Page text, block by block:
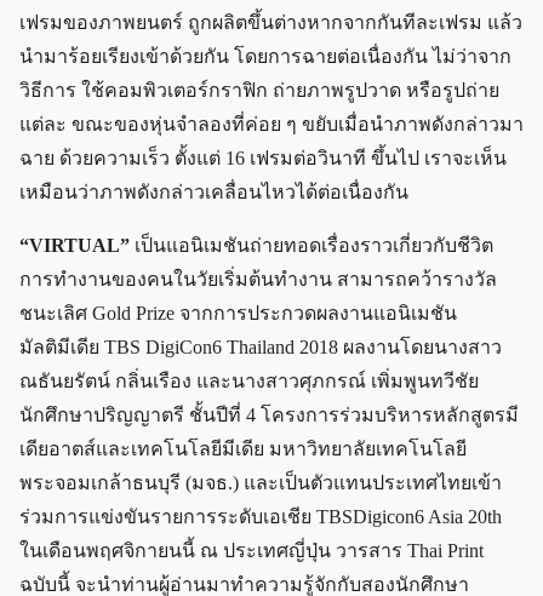
เฟรมของภาพยนตร์ ถูกผลิตขึ้นต่างหากจากกันทีละเฟรม แล้ว
นำมาร้อยเรียงเข้าด้วยกัน โดยการฉายต่อเนื่องกัน ไม่ว่าจาก
วิธีการ ใช้คอมพิวเตอร์กราฟิก ถ่ายภาพรูปวาด หรือรูปถ่าย
แต่ละ ขณะของหุ่นจำลองที่ค่อย ๆ ขยับเมื่อนำภาพดังกล่าวมา
ฉาย ด้วยความเร็ว ตั้งแต่ 16 เฟรมต่อวินาที ขึ้นไป เราจะเห็น
เหมือนว่าภาพดังกล่าวเคลื่อนไหวได้ต่อเนื่องกัน
“VIRTUAL” เป็นแอนิเมชันถ่ายทอดเรื่องราวเกี่ยวกับชีวิต
การทำงานของคนในวัยเริ่มต้นทำงาน สามารถคว้ารางวัล
ชนะเลิศ Gold Prize จากการประกวดผลงานแอนิเมชัน
มัลติมีเดีย TBS DigiCon6 Thailand 2018 ผลงานโดยนางสาว
ณธันยรัตน์ กลิ่นเรือง และนางสาวศุภกรณ์ เพิ่มพูนทวีชัย
นักศึกษาปริญญาตรี ชั้นปีที่ 4 โครงการร่วมบริหารหลักสูตรมี
เดียอาตส์และเทคโนโลยีมีเดีย มหาวิทยาลัยเทคโนโลยี
พระจอมเกล้าธนบุรี (มจธ.) และเป็นตัวแทนประเทศไทยเข้า
ร่วมการแข่งขันรายการระดับเอเชีย TBSDigicon6 Asia 20th
ในเดือนพฤศจิกายนนี้ ณ ประเทศญี่ปุ่น วารสาร Thai Print
ฉบับนี้ จะนำท่านผู้อ่านมาทำความรู้จักกับสองนักศึกษา